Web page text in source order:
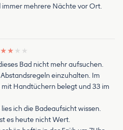
immer mehrere Nächte vor Ort.
★ ★ ★ ★
Bad nicht mehr aufsuchen.
einzuhalten. Im
Handtüchern belegt und 33 im
ich die Badeaufsicht wissen.
es heute nicht Wert.